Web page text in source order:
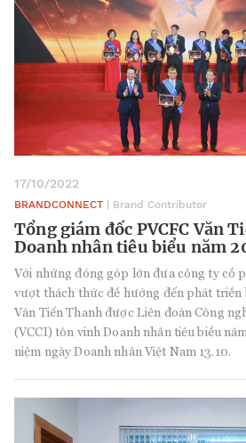
17/10/2022
BRANDCONNECT | Brand Contributor
Tổng giám đốc PVCFC Văn
Doanh nhân tiêu biểu năm
Với những đóng góp lớn đưa công ty cổ
vượt thách thức để hướng đến phát triển
Văn Tiến Thanh được Liên đoàn Công
(VCCI) tôn vinh Doanh nhân tiêu biểu
niệm ngày Doanh nhân Việt Nam 13.10.